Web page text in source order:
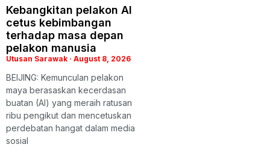
Kebangkitan pelakon AI
cetus kebimbangan
terhadap masa depan
pelakon manusia
Utusan Sarawak August 8, 2026
BEIJING: Kemunculan pelakon
maya berasaskan kecerdasan
buatan (AI) yang meraih ratusan
ribu pengikut dan mencetuskan
perdebatan hangat dalam media
sosial